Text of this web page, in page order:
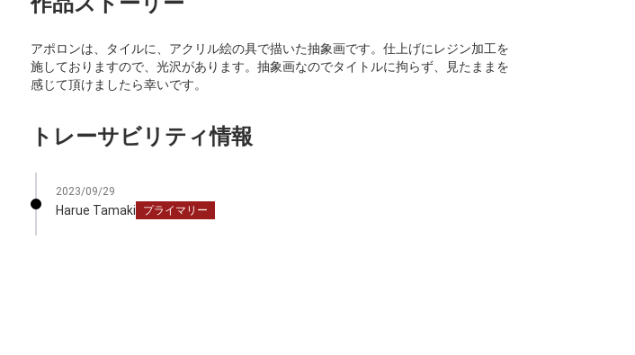
アポロンは、タイルに、アクリル絵の具で描いた抽象画です。仕上げにレジン加工を
施しておりますので、光沢があります。抽象画なのでタイトルに拘らず、見たままを
感じて頂けましたら幸いです。
トレーサビリティ情報
2023/09/29
Harue Tamaki プライマリー